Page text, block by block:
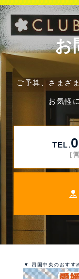
お
ご予算、さまざ
お気軽
TEL.
［
▼ 四国中央のおすす